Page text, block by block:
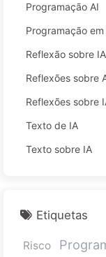
Programação AI
Programação em
Reflexão sobre IA
Reflexões sobre
Reflexões sobre
Texto de IA
Texto sobre IA
Etiquetas
Risco